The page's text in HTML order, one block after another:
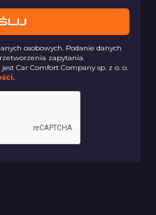
osobowych. Podanie danych
zapytania.
Car Comfort Company sp. z o. o.